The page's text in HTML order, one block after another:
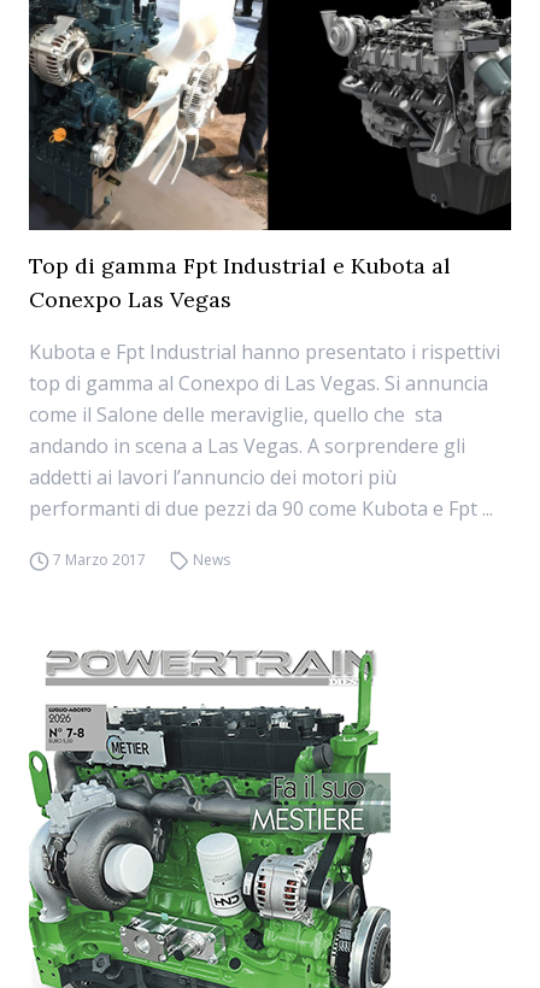
Top di gamma Fpt Industrial e Kubota al
Conexpo Las Vegas
Kubota e Fpt Industrial hanno presentato i rispettivi
top di gamma al Conexpo di Las Vegas. Si annuncia
come il Salone delle meraviglie, quello che sta
andando in scena a Las Vegas. A sorprendere gli
addetti ai lavori l’annuncio dei motori più
performanti di due pezzi da 90 come Kubota e Fpt ...
7 Marzo 2017 News